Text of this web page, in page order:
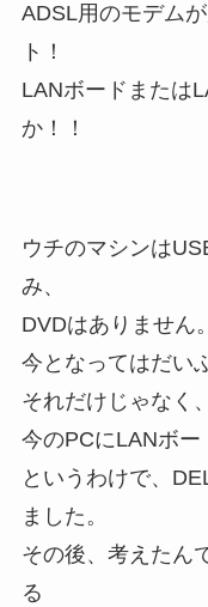
ADSL用のモデム
ト！
LANボードまたは
か！！
ウチのマシンは
み、
DVDはありません。
今となってはだい
それだけじゃなく
今のPCにLANボー
というわけで、
ました。
その後、考えたん
る